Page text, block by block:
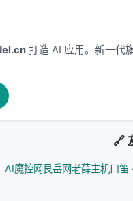
打造 AI 应用。新一代
🔗
AI魔控网 艮岳网老薛主机口笛